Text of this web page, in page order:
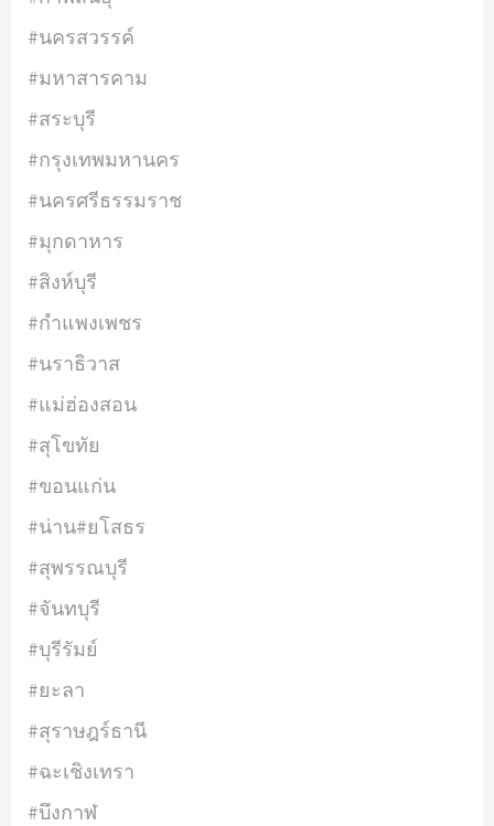
#นครสวรรค์
#มหาสารคาม
#สระบุรี
#กรุงเทพมหานคร
#นครศรีธรรมราช
#มุกดาหาร
#สิงห์บุรี
#กำแพงเพชร
#นราธิวาส
#แม่ฮ่องสอน
#สุโขทัย
#ขอนแก่น
#น่าน#ยโสธร
#สุพรรณบุรี
#จันทบุรี
#บุรีรัมย์
#ยะลา
#สุราษฎร์ธานี
#ฉะเชิงเทรา
#บึงกาฬ